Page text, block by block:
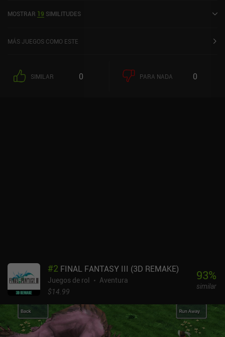
REMAKE) se lanzó en junio de 2013 y cuenta actualmente con una
App Store de iOS.
MOSTRAR 19 SIMILITUDES
MÁS JUEGOS COMO ESTE
SIMILAR 0 PARA NADA 0
#2 FINAL FANTASY III (3D REMAKE)
Juegos de rol
Aventura
$14.99
93%
similar